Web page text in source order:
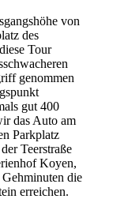
von
des
Tour
genommen
gut 400
das Auto am
Parkplatz
Teerstraße
Koyen,
die
erreichen.